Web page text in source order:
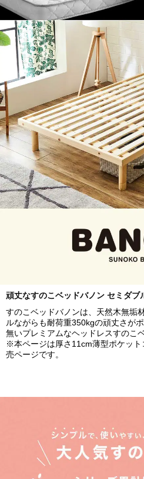
頑丈なすのこベッドバノン セミダブ
すのこベッドバノンは、天然木無垢
ルながらも耐荷重350kgの頑丈さが
無いプレミアムなヘッドレスすのこ
※本ページは厚さ11cm薄型ポケット
売ページです。